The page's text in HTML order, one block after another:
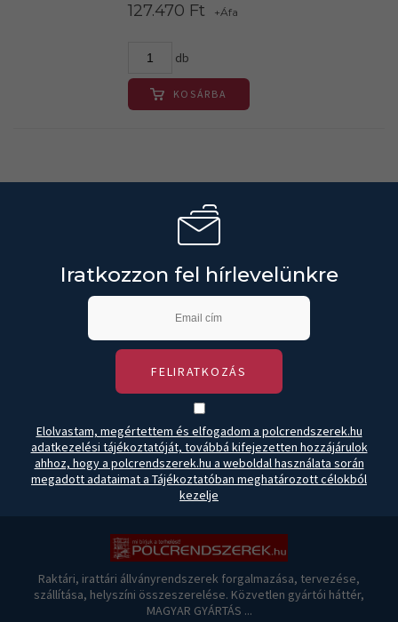
127.470 Ft +Áfa
db
KOSÁRBA
Iratkozzon fel hírlevelünkre
FELIRATKOZÁS
Elolvastam, megértettem és elfogadom a polcrendszerek.hu
adatkezelési tájékoztatóját, továbbá kifejezetten hozzájárulok
ahhoz, hogy a polcrendszerek.hu a weboldal használata során
megadott adataimat a Tájékoztatóban meghatározott célokból
kezelje
Raktári, irattári állványrendszerek forgalmazása, tervezése,
szállítása, helyszíni összeszerelése. Közvetlen gyártói háttér,
MAGYAR GYÁRTÁS ...